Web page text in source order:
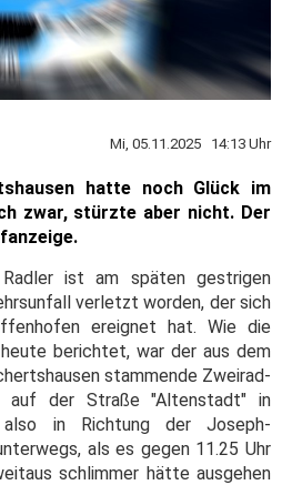
Mi, 05.11.2025 14:13 Uhr
hatte noch Glück im
zwar, stürzte aber nicht. Der
ist am späten gestrigen
verletzt worden, der sich
ereignet hat. Wie die
berichtet, war der aus dem
stammende Zweirad-
auf der Straße "Altenstadt" in
in Richtung der Joseph-
als es gegen 11.25 Uhr
schlimmer hätte ausgehen